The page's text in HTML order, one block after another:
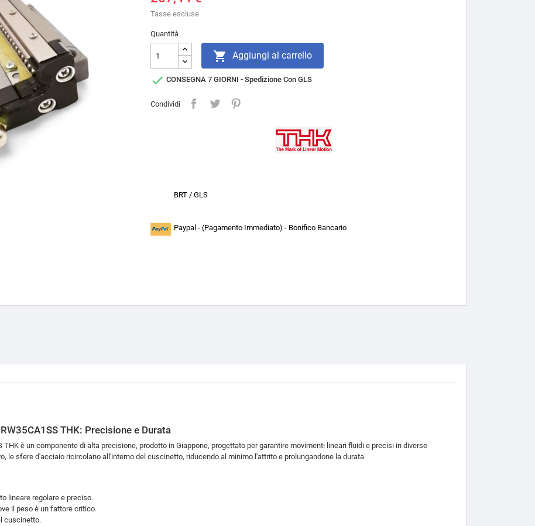
Tasse escluse
Quantità
 Aggiungi al carrello
 CONSEGNA 7 GIORNI - Spedizione Con GLS
Condividi
BRT / GLS
Paypal - (Pagamento Immediato) - Bonifico Bancario
THK: Precisione e Durata
THK è un componente di alta precisione, prodotto in Giappone, progettato per garantire movimenti lineari fluidi e precisi in diverse
le sfere d'acciaio ricircolano all'interno del cuscinetto, riducendo al minimo l'attrito e prolungandone la durata.
lineare regolare e preciso.
il peso è un fattore critico.
cuscinetto.